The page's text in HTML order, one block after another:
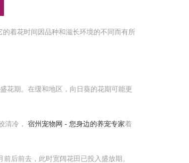
着花时间因品种和滋长环境的不同而有所
花期。在缓和地区，向日葵的花期可能更
清冷， 宿州宠物网 - 您身边的养宠专家着
后前去，此时宽阔花田已投入盛放期。